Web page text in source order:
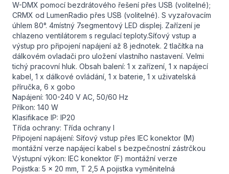
W-DMX pomocí bezdrátového řešení přes USB (volitelné);
CRMX od LumenRadio přes USB (volitelné). S vyzařovacím
úhlem 80°. 4místný 7segmentový LED displej. Zařízení je
chlazeno ventilátorem s regulací teploty.Síťový vstup a
výstup pro připojení napájení až 8 jednotek. 2 tlačítka na
dálkovém ovladači pro uložení vlastního nastavení. Velmi
tichý pracovní hluk. Obsah balení: 1 x zařízení, 1 x napájecí
kabel, 1 x dálkové ovládání, 1 x baterie, 1 x uživatelská
příručka, 6 x gobo
Napájení: 100-240 V AC, 50/60 Hz
Příkon: 140 W
Klasifikace IP: IP20
Třída ochrany: Třída ochrany I
Připojení napájení: Síťový vstup přes IEC konektor (M)
montážní verze napájecí kabel s bezpečnostní zástrčkou
Výstupní výkon: IEC konektor (F) montážní verze
Pojistka: 5 x 20 mm, T 2,5 A pojistka vyměnitelná